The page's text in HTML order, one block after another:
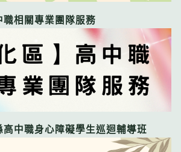
職相關專業團隊服務
高中職身心障礙學生巡迴輔導班